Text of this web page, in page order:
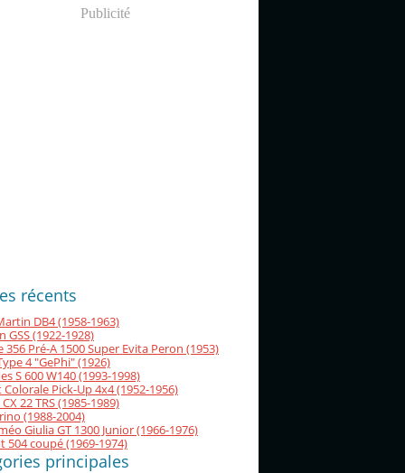
Publicité
récents
DB4 (1958-1963)
GSS (1922-1928)
356 Pré-A 1500 Super Evita Peron (1953)
4 "GePhi" (1926)
S 600 W140 (1993-1998)
Colorale Pick-Up 4x4 (1952-1956)
22 TRS (1985-1989)
(1988-2004)
Giulia GT 1300 Junior (1966-1976)
504 coupé (1969-1974)
principales